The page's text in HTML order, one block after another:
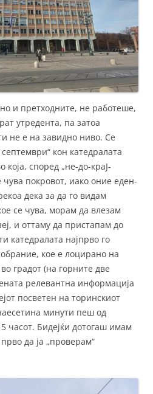
но и претходните, не работеше,
утредента, па затоа
не е на завидно ниво. Се
кон катедралата
која, според „не-до-краЈ-
покровот, иако оние еден-
дека за да го видам
се чува, морам да влезам
и оттаму да пристапам до
катедралата најпрво го
кое е лоцирано на
градот (на горните две
релевантна информација
посветен на торинскиот
минути пеш од
часот. Бидејќи дотогаш имам
да ја „проверам“